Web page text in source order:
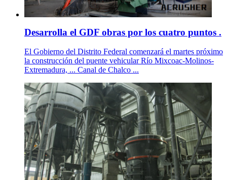
Desarrolla el GDF obras por los cuatro puntos .
El Gobierno del Distrito Federal comenzará el martes próximo
la construcción del puente vehicular Río Mixcoac-Molinos-
Extremadura, ... Canal de Chalco ...